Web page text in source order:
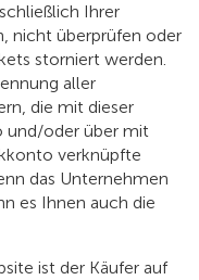
Ihrer
nicht überprüfen oder
storniert werden.
aller
die mit dieser
und/oder über mit
verknüpfte
das Unternehmen
es Ihnen auch die
ist der Käufer auf